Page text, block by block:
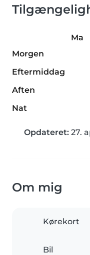
Ma
Morgen
Eftermiddag
Aften
Nat
Opdateret: 27.
Om mig
Kørekort
Bil